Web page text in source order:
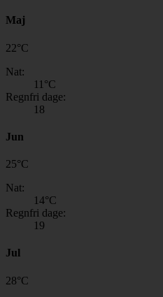
Maj
22°C
Nat:
11 °C
Regnfri dage:
18
Jun
25°C
Nat:
14°C
Regnfri dage:
19
Jul
28°C